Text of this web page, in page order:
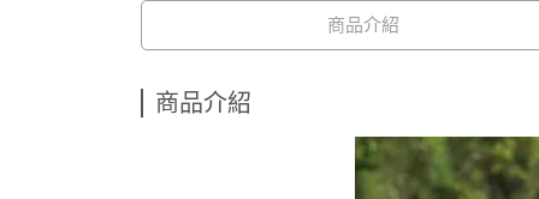
商品介紹
商品介紹